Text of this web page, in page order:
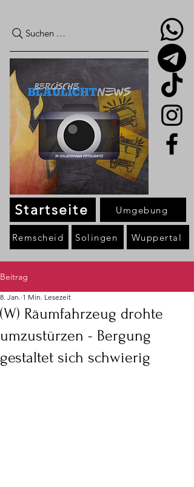
Suchen …
Startseite
Remscheid Solingen Wuppertal
Umgebung
Beitrag
(W) Räumfahrzeug drohte
umzustürzen - Bergung
gestaltet sich schwierig
8. Jan. 1 Min. Lesezeit